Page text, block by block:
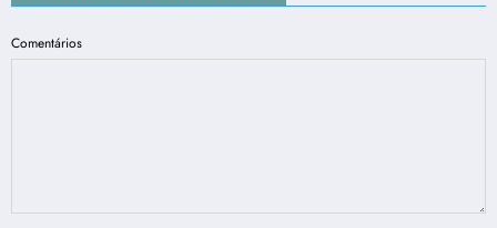
Comentários